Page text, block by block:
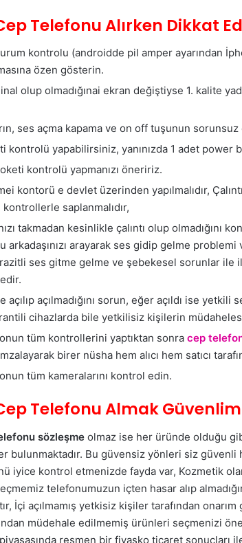
Telefonu Alırken Dikkat
kontrolu (androidde pil amper ayarından
özen gösterin.
olup olmadığınai ekran değiştiyse 1. kalite
ses açma kapama ve on off tuşunun sorunsuz
kontrolü yapabilirsiniz, yanınızda 1 adet
kontrolü yapmanızı öneririz.
kontorü e devlet üzerinden yapılmalıdır,
saplanmalıdır,
takmadan kesinlikle çalıntı olup olmadığını
arkadaşınızı arayarak ses gidip gelme
ses gitme gelme ve şebekesel sorunlar ile
açılıp açılmadığını sorun, eğer açıldı ise
cihazlarda bile yetkilisiz kişilerin
tüm kontrollerini yaptıktan sonra cep
birer nüsha hem alıcı hem satıcı
tüm kameralarını kontrol edin.
Telefonu Almak
sözleşme olmaz ise her üründe olduğu
bulunmaktadır. Bu güvensiz yönleri siz
iyice kontrol etmenizde fayda var, Kozmetik
telefonumuzun içten hasar alıp
İçi açılmamış yetkisiz kişiler tarafından
müdehale edilmemiş ürünleri seçmenizi
resmen bir fiyasko ticaret sonuçları